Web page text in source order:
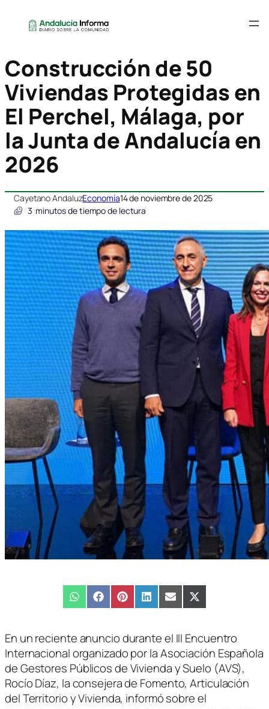
Construcción de 50
Viviendas Protegidas en
El Perchel, Málaga, por
la Junta de Andalucía en
2026
Cayetano AndaluzEconomía14 de noviembre de 2025
3 minutos de tiempo de lectura
Compartir
en
WhatsAppCompartir
en
FacebookCompartir
en
PinterestCompartir
en
LinkedInCompartir
en
EmailCompartir
en
X
(Twitter)
En un reciente anuncio durante el III Encuentro
Internacional organizado por la Asociación Española
de Gestores Públicos de Vivienda y Suelo (AVS),
Rocío Díaz, la consejera de Fomento, Articulación
del Territorio y Vivienda, informó sobre el